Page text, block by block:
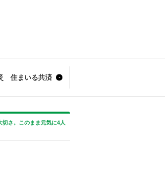
住まいる共済
さ。このまま元気に4人